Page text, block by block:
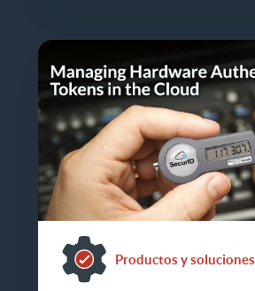
Productos y soluciones